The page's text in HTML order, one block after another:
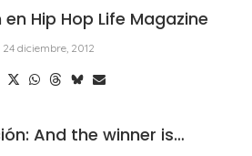
Hip Hop Life Magazine
24 diciembre, 2012
And the winner is…